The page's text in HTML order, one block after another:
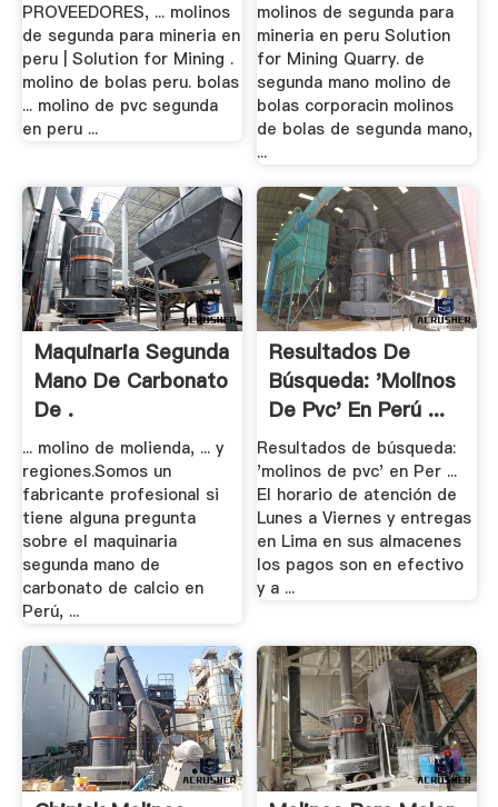
PROVEEDORES, ... molinos
de segunda para mineria en
peru | Solution for Mining .
molino de bolas peru. bolas
... molino de pvc segunda
en peru ...
molinos de segunda para
mineria en peru Solution
for Mining Quarry. de
segunda mano molino de
bolas corporacin molinos
de bolas de segunda mano,
...
Maquinaria Segunda
Mano De Carbonato
De .
... molino de molienda, ... y
regiones.Somos un
fabricante profesional si
tiene alguna pregunta
sobre el maquinaria
segunda mano de
carbonato de calcio en
Perú, ...
Resultados De
Búsqueda: 'molinos
De Pvc' En Perú ...
Resultados de búsqueda:
'molinos de pvc' en Per ...
El horario de atención de
Lunes a Viernes y entregas
en Lima en sus almacenes
los pagos son en efectivo
y a ...